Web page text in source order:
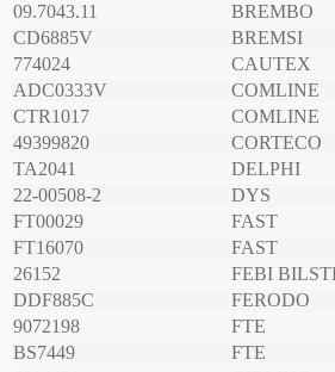
09.7043.11
BREMBO
CD6885V
BREMSI
774024
CAUTEX
ADC0333V
COMLINE
CTR1017
COMLINE
49399820
CORTECO
TA2041
DELPHI
22-00508-2
DYS
FT00029
FAST
FT16070
FAST
26152
FEBI
DDF885C
FERODO
9072198
FTE
BS7449
FTE